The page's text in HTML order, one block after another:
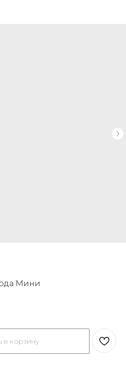
Мини
в корзину